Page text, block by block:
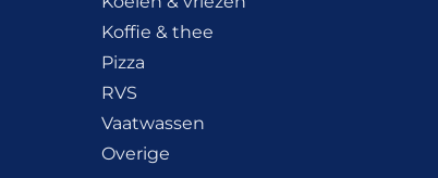
Koffie & thee
Pizza
RVS
Vaatwassen
Overige